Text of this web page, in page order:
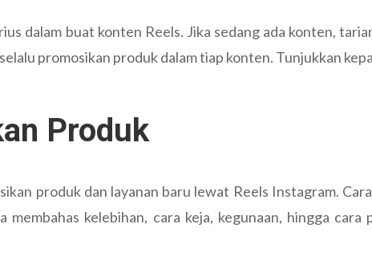
dalam buat konten Reels. Jika sedang ada konten,
promosikan produk dalam tiap konten. Tunjukkan
Produk
produk dan layanan baru lewat Reels Instagram.
membahas kelebihan, cara keja, kegunaan, hingga